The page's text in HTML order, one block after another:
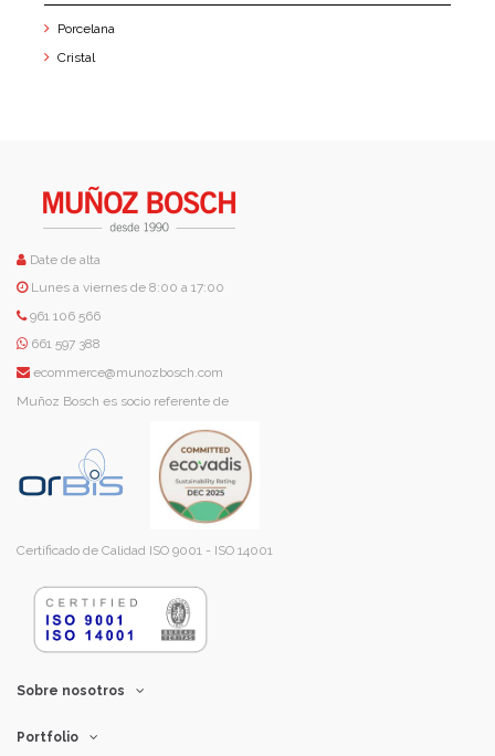
Porcelana
Cristal
Date de alta
Lunes a viernes de 8:00 a 17:00
961 106 566
661 597 388
ecommerce@munozbosch.com
Muñoz Bosch es socio referente de
Certificado de Calidad ISO 9001 - ISO 14001
Sobre nosotros
Portfolio